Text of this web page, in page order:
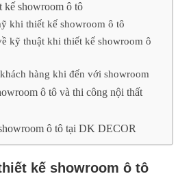
kế showroom ô tô
khi thiết kế showroom ô tô
kỹ thuật khi thiết kế showroom ô
hàng khi đến với showroom
ô tô và thi công nội thất
ô tô tại DK DECOR
kế showroom ô tô